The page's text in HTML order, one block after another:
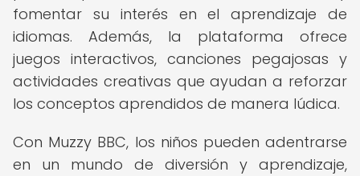
fomentar su interés en el aprendizaje de
idiomas. Además, la plataforma ofrece
juegos interactivos, canciones pegajosas y
actividades creativas que ayudan a reforzar
los conceptos aprendidos de manera lúdica.
Con Muzzy BBC, los niños pueden adentrarse
en un mundo de diversión y aprendizaje,